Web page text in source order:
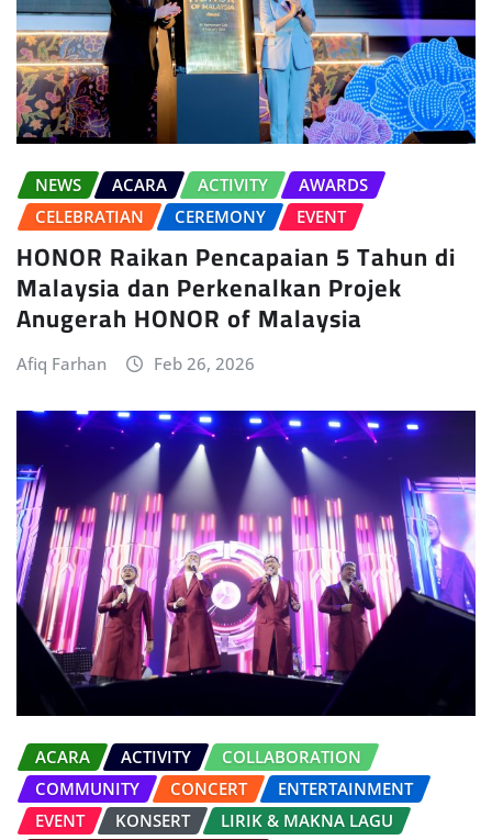
NEWS ACARA ACTIVITY
AWARDS
CELEBRATIAN
CEREMONY EVENT
HONOR Raikan Pencapaian 5 Tahun di
Malaysia dan Perkenalkan Projek
Anugerah HONOR of Malaysia
Afiq Farhan Feb 26, 2026
ACARA ACTIVITY
COLLABORATION
COMMUNITY
CONCERT
ENTERTAINMENT
EVENT
KONSERT
LIRIK & MAKNA LAGU